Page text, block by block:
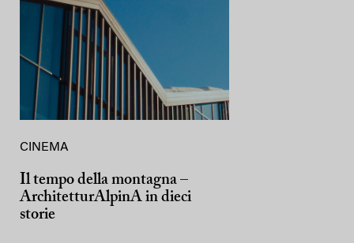
CINEMA
Il tempo della montagna –
ArchitetturAlpinA in dieci
storie